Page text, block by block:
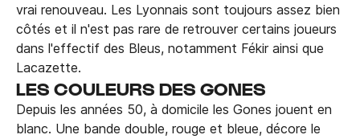
vrai renouveau. Les Lyonnais sont toujours assez bien
côtés et il n'est pas rare de retrouver certains joueurs
dans l'effectif des Bleus, notamment Fékir ainsi que
Lacazette.
LES COULEURS DES GONES
Depuis les années 50, à domicile les Gones jouent en
blanc. Une bande double, rouge et bleue, décore le